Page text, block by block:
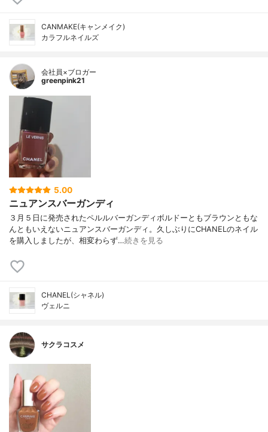
CANMAKE(キャンメイク)
カラフルネイルズ
会社員×ブロガー
greenpink21
5.00
ニュアンスバーガンディ
３月５日に発売されたペルルバーガンディボルドーともブラウンともな
んともいえないニュアンスバーガンディ。久しぶりにCHANELのネイル
を購入しましたが、相変わらず…続きを見る
CHANEL(シャネル)
ヴェルニ
サクラコスメ